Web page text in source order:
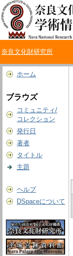
奈良文化財研究所
ホーム
ブラウズ
コミュニティ/
コレクション
発行日
著者
タイトル
主題
ヘルプ
DSpaceについて